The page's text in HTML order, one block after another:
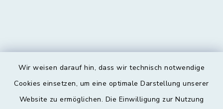
Wir weisen darauf hin, dass wir technisch notwendige
Cookies einsetzen, um eine optimale Darstellung unserer
Website zu ermöglichen. Die Einwilligung zur Nutzung
Kontakt